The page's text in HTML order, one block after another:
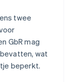
twee
GbR mag
wat
beperkt.